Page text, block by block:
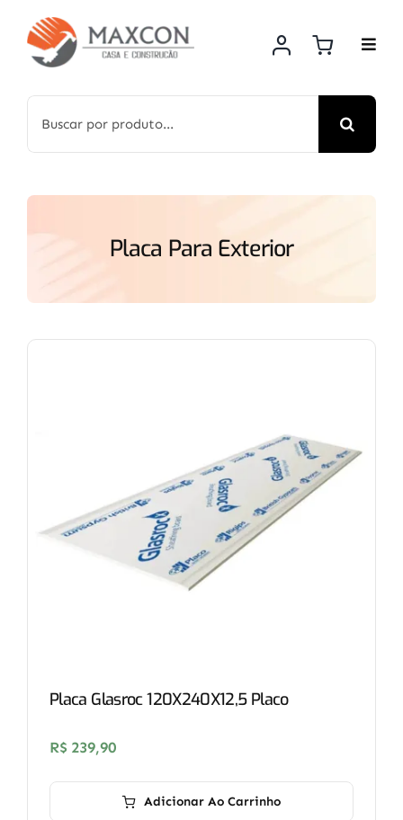
content
for:
Placa Para Exterior
Placa Glasroc 120X240X12,5 Placo
R$ 239,90
Adicionar Ao Carrinho